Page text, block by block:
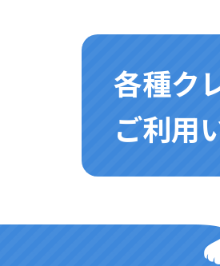
各種ク
ご利用